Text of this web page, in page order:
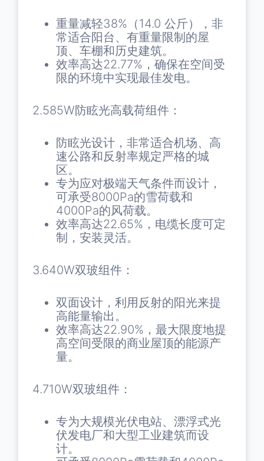
重量减轻38%（14.0 公斤），非
常适合阳台、有重量限制的屋
顶、车棚和历史建筑。
效率高达22.77%，确保在空间受
限的环境中实现最佳发电。
2.585W防眩光高载荷组件：
防眩光设计，非常适合机场、高
速公路和反射率规定严格的城
区。
专为应对极端天气条件而设计，
可承受8000Pa的雪荷载和
4000Pa的风荷载。
效率高达22.65%，电缆长度可定
制，安装灵活。
3.640W双玻组件：
双面设计，利用反射的阳光来提
高能量输出。
效率高达22.90%，最大限度地提
高空间受限的商业屋顶的能源产
量。
4.710W双玻组件：
专为大规模光伏电站、漂浮式光
伏发电厂和大型工业建筑而设
计。